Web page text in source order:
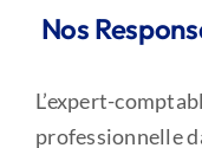
Nos
L’expert-
professionnelle